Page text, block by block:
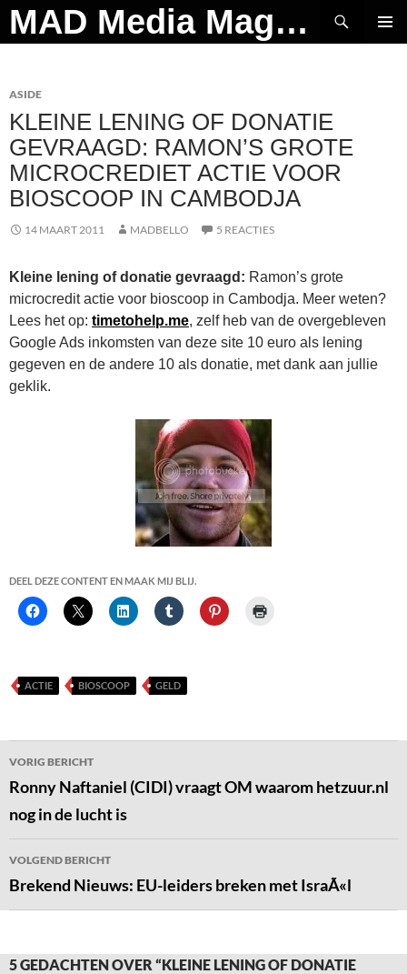
Ga
naar
MAD Media Magazine
Zoeken
ASIDE
KLEINE LENING OF DONATIE
GEVRAAGD: RAMON’S GROTE
MICROCREDIET ACTIE VOOR
BIOSCOOP IN CAMBODJA
14 MAART 2011 MADBELLO 5 REACTIES
Kleine lening of donatie gevraagd: Ramon’s grote
microcredit actie voor bioscoop in Cambodja. Meer weten?
Lees het op: timetohelp.me, zelf heb van de overgebleven
Google Ads inkomsten van deze site 10 euro als lening
gegeven en de andere 10 als donatie, met dank aan jullie
geklik.
DEEL DEZE CONTENT EN MAAK MIJ BLIJ.
ACTIE BIOSCOOP GELD
Bericht
navigatie
VORIG BERICHT
Ronny Naftaniel (CIDI) vraagt OM waarom hetzuur.nl
nog in de lucht is
VOLGEND BERICHT
Brekend Nieuws: EU-leiders breken met IsraÃ«l
5 GEDACHTEN OVER “KLEINE LENING OF DONATIE